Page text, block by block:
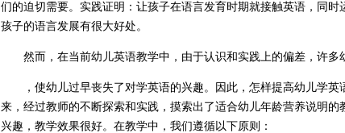
们的迫切需要。实践证明：让孩子在语言发育时期就接触英语，同
孩子的语言发展有很大好处。
然而，在当前幼儿英语教学中，由于认识和实践上的偏差，许多
，使幼儿过早丧失了对学英语的兴趣。因此，怎样提高幼儿学英
来，经过教师的不断探索和实践，摸索出了适合幼儿年龄营养说明的
兴趣，教学效果很好。在教学中，我们遵循以下原则：